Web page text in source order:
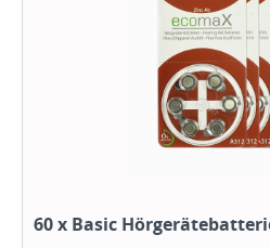
60 x Basic